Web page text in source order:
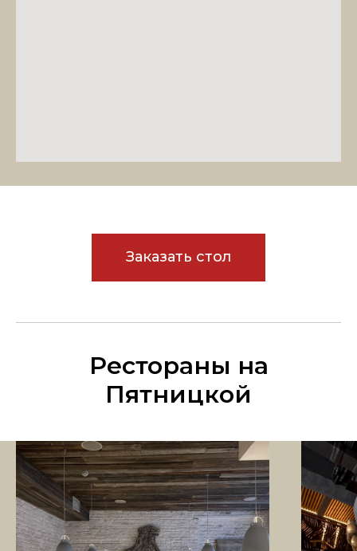
Заказать стол
Рестораны на
Пятницкой